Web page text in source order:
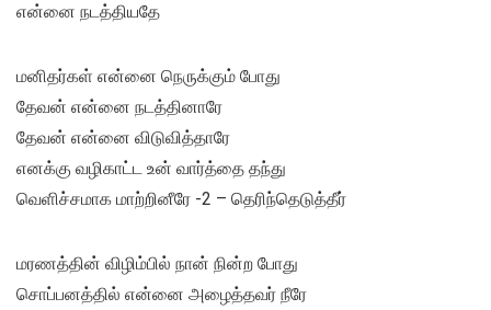
என்னை நடத்தியதே
மனிதர்கள் என்னை நெருக்கும் போது
தேவன் என்னை நடத்தினாரே
தேவன் என்னை விடுவித்தாரே
எனக்கு வழிகாட்ட உன் வார்த்தை தந்து
வெளிச்சமாக மாற்றினீரே -2 – தெரிந்தெடுத்தீர்
மரணத்தின் விழிம்பில் நான் நின்ற போது
சொப்பனத்தில் என்னை அழைத்தவர் நீரே